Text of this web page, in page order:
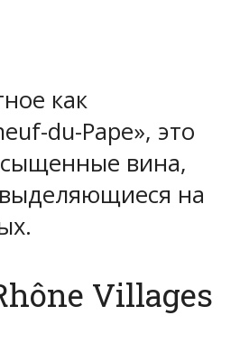
как
du-Pape», это
вина,
на
Villages